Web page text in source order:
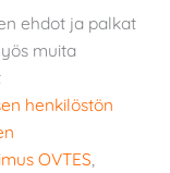
ehdot ja palkat
muita
henkilöstön
OVTES